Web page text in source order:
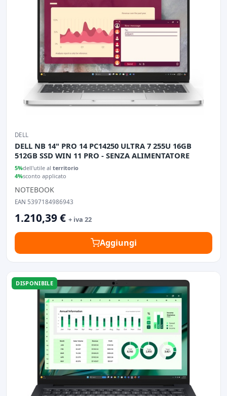
DELL
DELL NB 14" PRO 14 PC14250 ULTRA 7 255U 16GB
512GB SSD WIN 11 PRO - SENZA ALIMENTATORE
5%dell'utile al territorio
4%sconto applicato
NOTEBOOK
EAN 5397184986943
1.210,39 € + iva 22
Aggiungi
DISPONIBILE